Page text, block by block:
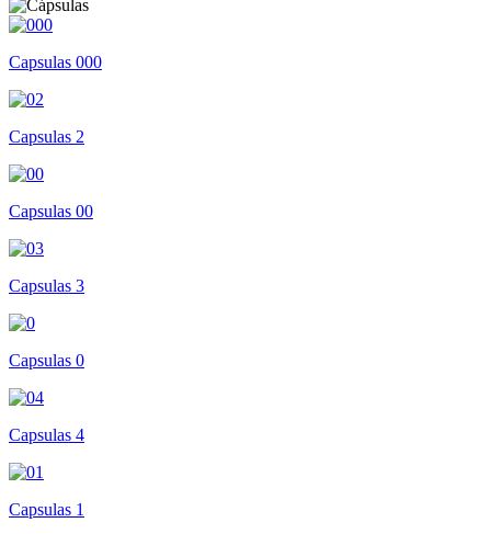
Capsulas 000
Capsulas 2
Capsulas 00
Capsulas 3
Capsulas 0
Capsulas 4
Capsulas 1